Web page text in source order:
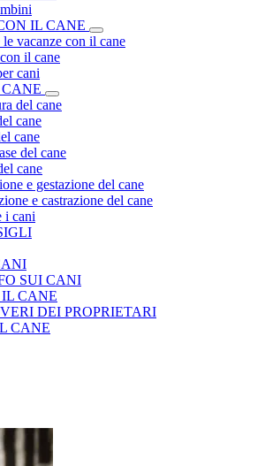
IL CANE
le vacanze con il cane
il cane
cani
del cane
cane
cane
del cane
cane
e gestazione del cane
e castrazione del cane
i cani
SUI CANI
CANE
DEI PROPRIETARI
CANE